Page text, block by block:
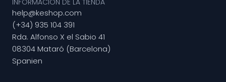
INFORMACIÓN DE LA TIENDA
help@keshop.com
(+34) 935 104 391
Rda. Alfonso X el Sabio 41
08304 Mataró (Barcelona)
Spanien